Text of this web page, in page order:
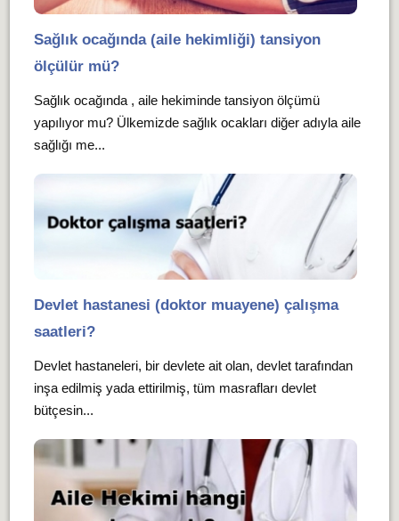
Sağlık ocağında (aile hekimliği) tansiyon
ölçülür mü?
Sağlık ocağında , aile hekiminde tansiyon ölçümü
yapılıyor mu? Ülkemizde sağlık ocakları diğer adıyla aile
sağlığı me...
Devlet hastanesi (doktor muayene) çalışma
saatleri?
Devlet hastaneleri, bir devlete ait olan, devlet tarafından
inşa edilmiş yada ettirilmiş, tüm masrafları devlet
bütçesin...